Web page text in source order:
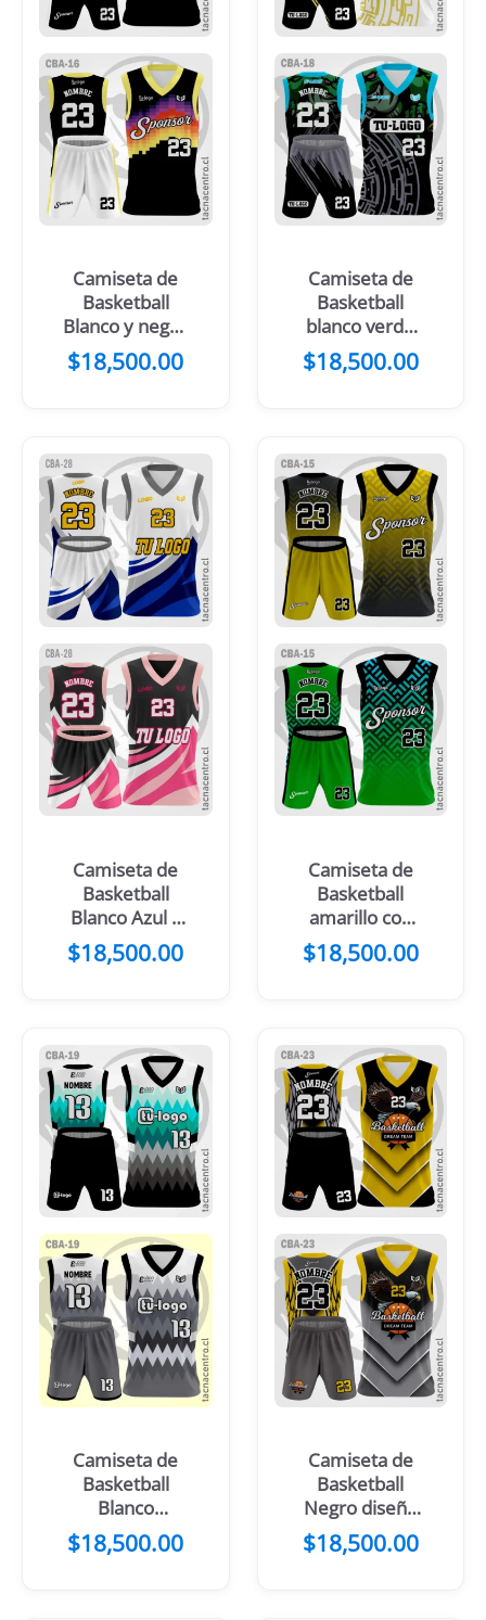
Camiseta de
Basketball
Blanco y negro
con colores
$18,500.00
Camiseta de
Basketball
blanco verde
dorado
$18,500.00
Camiseta de
Basketball
Blanco Azul y
mangas gris
$18,500.00
Camiseta de
Basketball
amarillo con
mangas negras
$18,500.00
Camiseta de
Basketball
Blanco
Turquesa
Negro
$18,500.00
Camiseta de
Basketball
Negro diseño
Dorado
$18,500.00